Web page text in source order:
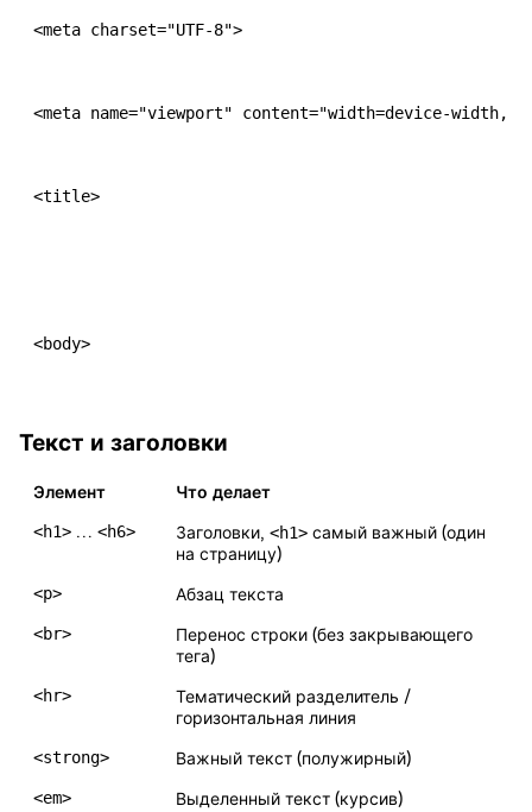
<meta charset="UTF-8">
<meta name="viewport" content="width=device-
<title>
<body>
Текст и заголовки
Элемент Что делает
<h1> … <h6> Заголовки, <h1> самый важный (один
на страницу)
<p> Абзац текста
<br>
Перенос строки (без закрывающего
тега)
<hr>
Тематический разделитель /
горизонтальная линия
<strong> Важный текст (полужирный)
<em> Выделенный текст (курсив)